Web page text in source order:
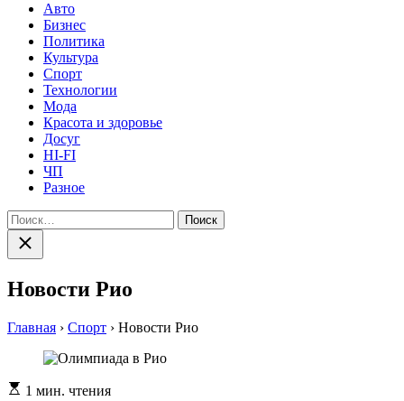
Авто
Бизнес
Политика
Культура
Спорт
Технологии
Мода
Красота и здоровье
Досуг
HI-FI
ЧП
Разное
Найти:
Закрыть
поиск
Новости Рио
Главная › Спорт › Новости Рио
Расчетное
1 мин. чтения